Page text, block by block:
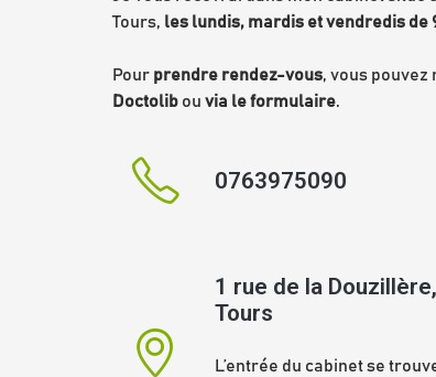
Tours, les lundis, mardis et vendredis de
Pour prendre rendez-vous, vous pouvez
Doctolib ou via le formulaire.
0763975090
1 rue de la
Tours
L’entrée du cabinet se